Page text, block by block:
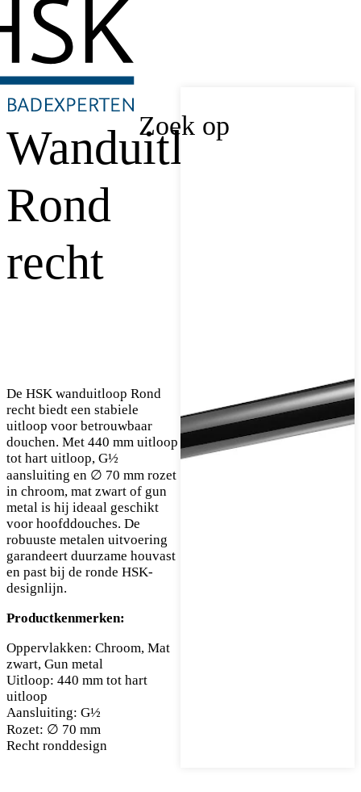
Zoek op
Wanduitloop
Rond
recht
De HSK wanduitloop Rond
recht biedt een stabiele
uitloop voor betrouwbaar
douchen. Met 440 mm uitloop
tot hart uitloop, G½
aansluiting en ∅ 70 mm rozet
in chroom, mat zwart of gun
metal is hij ideaal geschikt
voor hoofddouches. De
robuuste metalen uitvoering
garandeert duurzame houvast
en past bij de ronde HSK-
designlijn.
Productkenmerken:
Oppervlakken: Chroom, Mat
zwart, Gun metal
Uitloop: 440 mm tot hart
uitloop
Aansluiting: G½
Rozet: ∅ 70 mm
Recht ronddesign